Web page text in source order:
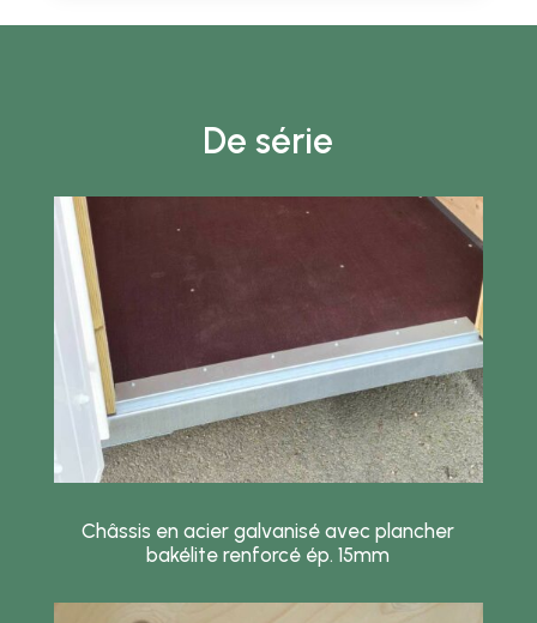
De série
Châssis en acier galvanisé avec plancher
bakélite renforcé ép. 15mm